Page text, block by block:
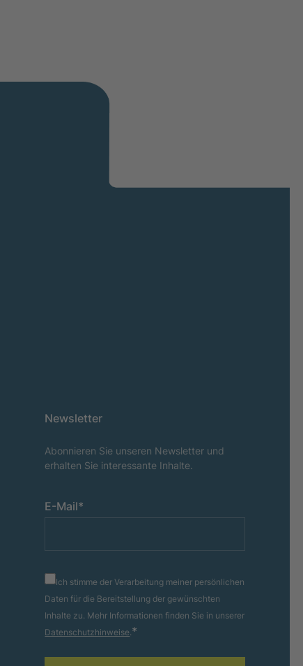
Newsletter
Abonnieren Sie unseren Newsletter und
erhalten Sie interessante Inhalte.
E-Mail*
Ich stimme der Verarbeitung meiner persönlichen
Daten für die Bereitstellung der gewünschten
Inhalte zu. Mehr Informationen finden Sie in unserer
Datenschutzhinweise *